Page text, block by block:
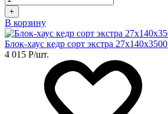
+
В корзину
Блок-хаус кедр сорт экстра 27х140х3500
4 015 Р/шт.